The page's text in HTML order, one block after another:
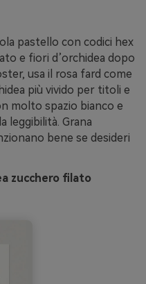
pastello con codici hex
e fiori d’orchidea dopo
usa il rosa fard come
più vivido per titoli e
molto spazio bianco e
leggibilità. Grana
bene se desideri
zucchero filato